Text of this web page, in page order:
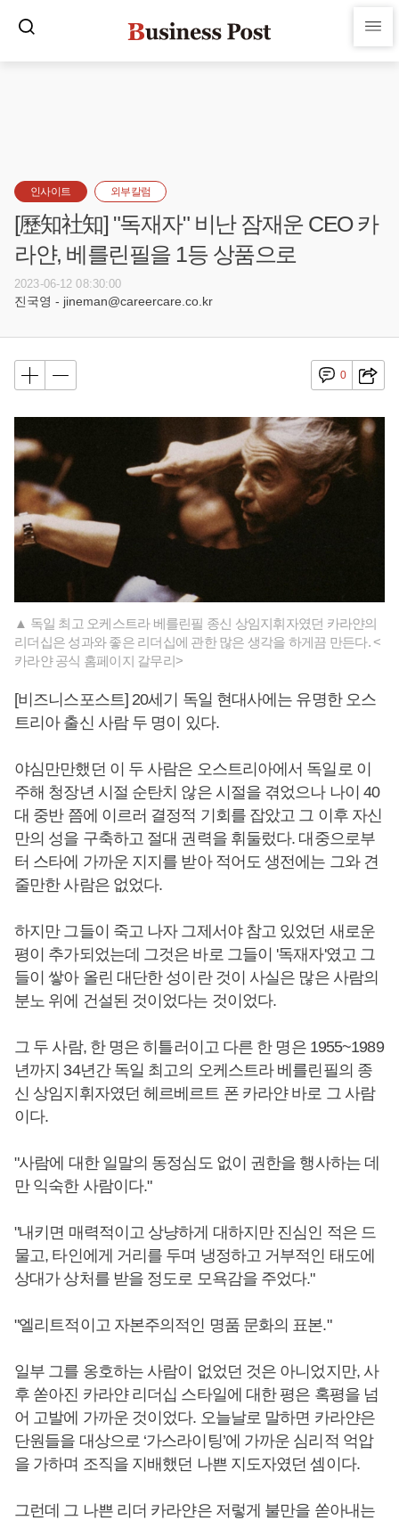
인사이트 외부칼럼
[歷知社知] "독재자" 비난 잠재운 CEO 카
라얀, 베를린필을 1등 상품으로
2023-06-12 08:30:00
진국영 - jineman@careercare.co.kr
0
▲ 독일 최고 오케스트라 베를린필 종신 상임지휘자였던 카라얀의
리더십은 성과와 좋은 리더십에 관한 많은 생각을 하게끔 만든다. <
카라얀 공식 홈페이지 갈무리>
[비즈니스포스트] 20세기 독일 현대사에는 유명한 오스
트리아 출신 사람 두 명이 있다.
야심만만했던 이 두 사람은 오스트리아에서 독일로 이
주해 청장년 시절 순탄치 않은 시절을 겪었으나 나이 40
대 중반 쯤에 이르러 결정적 기회를 잡았고 그 이후 자신
만의 성을 구축하고 절대 권력을 휘둘렀다. 대중으로부
터 스타에 가까운 지지를 받아 적어도 생전에는 그와 견
줄만한 사람은 없었다.
하지만 그들이 죽고 나자 그제서야 참고 있었던 새로운
평이 추가되었는데 그것은 바로 그들이 '독재자'였고 그
들이 쌓아 올린 대단한 성이란 것이 사실은 많은 사람의
분노 위에 건설된 것이었다는 것이었다.
그 두 사람, 한 명은 히틀러이고 다른 한 명은 1955~1989
년까지 34년간 독일 최고의 오케스트라 베를린필의 종
신 상임지휘자였던 헤르베르트 폰 카라얀 바로 그 사람
이다.
"사람에 대한 일말의 동정심도 없이 권한을 행사하는 데
만 익숙한 사람이다."
"내키면 매력적이고 상냥하게 대하지만 진심인 적은 드
물고, 타인에게 거리를 두며 냉정하고 거부적인 태도에
상대가 상처를 받을 정도로 모욕감을 주었다."
"엘리트적이고 자본주의적인 명품 문화의 표본."
일부 그를 옹호하는 사람이 없었던 것은 아니었지만, 사
후 쏟아진 카라얀 리더십 스타일에 대한 평은 혹평을 넘
어 고발에 가까운 것이었다. 오늘날로 말하면 카라얀은
단원들을 대상으로 ‘가스라이팅’에 가까운 심리적 억압
을 가하며 조직을 지배했던 나쁜 지도자였던 셈이다.
그런데 그 나쁜 리더 카라얀은 저렇게 불만을 쏟아내는